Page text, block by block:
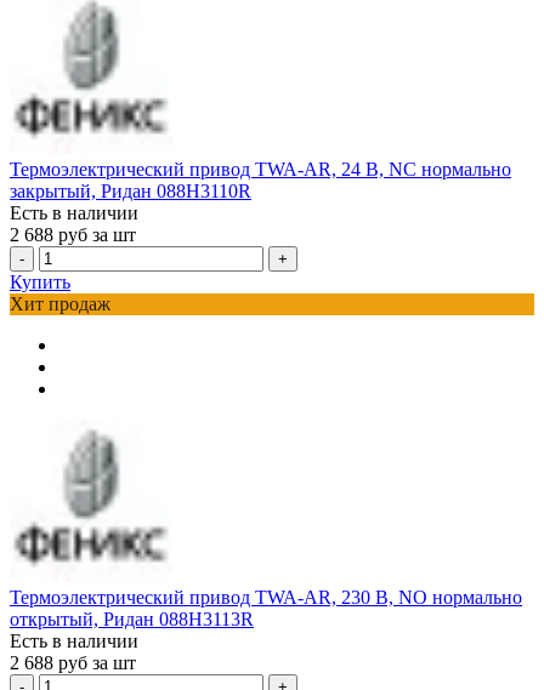
Термоэлектрический привод TWA-AR, 24 В, NC нормально
закрытый, Ридан 088H3110R
Есть в наличии
2 688 руб за шт
- +
Купить
Хит продаж
Термоэлектрический привод TWA-AR, 230 В, NO нормально
открытый, Ридан 088H3113R
Есть в наличии
2 688 руб за шт